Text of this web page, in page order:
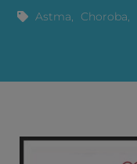
Astma, Choroba,